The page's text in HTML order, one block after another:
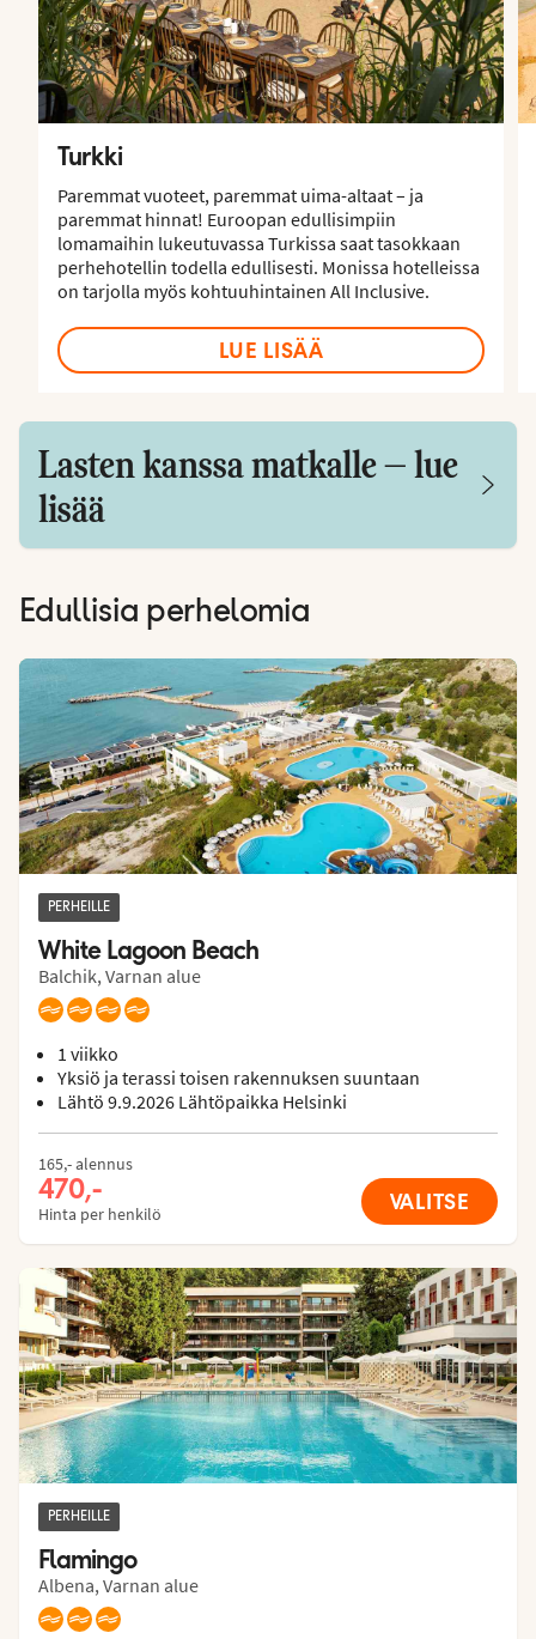
Turkki
Paremmat vuoteet, paremmat uima-altaat – ja
paremmat hinnat! Euroopan edullisimpiin
lomamaihin lukeutuvassa Turkissa saat tasokkaan
perhehotellin todella edullisesti. Monissa hotelleissa
on tarjolla myös kohtuuhintainen All Inclusive.
LUE LISÄÄ
Lasten kanssa matkalle – lue
lisää
Edullisia perhelomia
Hotels
PERHEILLE
White Lagoon Beach
Balchik, Varnan alue
1 viikko
Yksiö ja terassi toisen rakennuksen suuntaan
Lähtö 9.9.2026 Lähtöpaikka Helsinki
165,- alennus
470,-
Hinta per henkilö VALITSE
PERHEILLE
Flamingo
Albena, Varnan alue